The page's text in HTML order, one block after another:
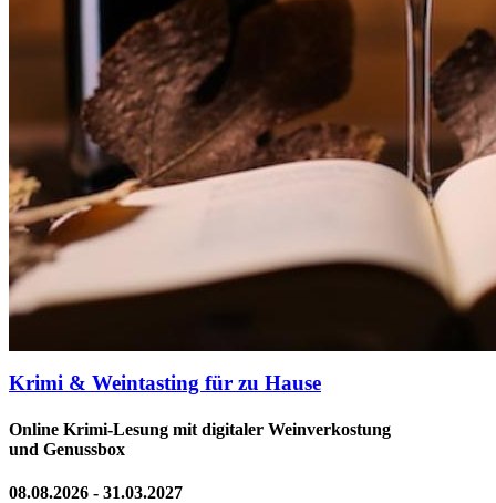
Krimi & Weintasting für zu Hause
Online Krimi-Lesung mit digitaler Weinverkostung
und Genussbox
08.08.2026 - 31.03.2027